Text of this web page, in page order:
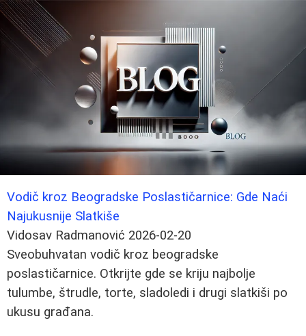
Vodič kroz Beogradske Poslastičarnice: Gde Naći
Najukusnije Slatkiše
Vidosav Radmanović 2026-02-20
Sveobuhvatan vodič kroz beogradske
poslastičarnice. Otkrijte gde se kriju najbolje
tulumbe, štrudle, torte, sladoledi i drugi slatkiši po
ukusu građana.